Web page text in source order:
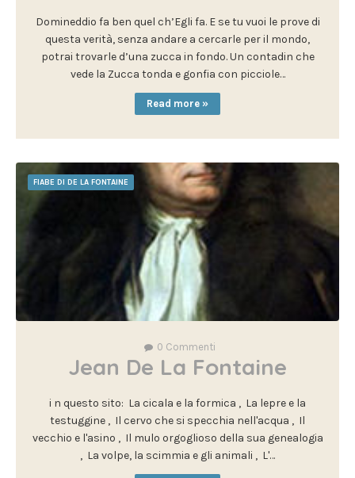
Domineddio fa ben quel ch’Egli fa. E se tu vuoi le prove di
questa verità, senza andare a cercarle per il mondo,
potrai trovarle d’una zucca in fondo. Un contadin che
vede la Zucca tonda e gonfia con picciole…
Read more »
FIABE DI DE LA FONTAINE
0 Commenti
Jean De La Fontaine
i n questo sito: La cicala e la formica , La lepre e la
testuggine , Il cervo che si specchia nell'acqua , Il
vecchio e l'asino , Il mulo orgoglioso della sua genealogia
, La volpe, la scimmia e gli animali , L'…